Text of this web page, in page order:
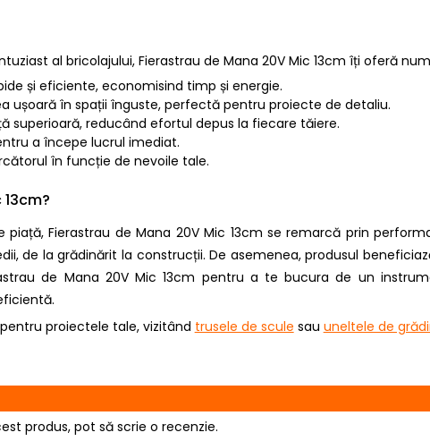
al bricolajului, Fierastrau de Mana 20V Mic 13cm îți oferă
și eficiente, economisind timp și energie.
ușoară în spații înguste, perfectă pentru proiecte de detaliu.
superioară, reducând efortul depus la fiecare tăiere.
a începe lucrul imediat.
în funcție de nevoile tale.
Fierastrau de Mana 20V Mic 13cm se remarcă prin
de la grădinărit la construcții. De asemenea, produsul
de Mana 20V Mic 13cm pentru a te bucura de un
proiectele tale, vizitând trusele de scule sau uneltele de
produs, pot să scrie o recenzie.